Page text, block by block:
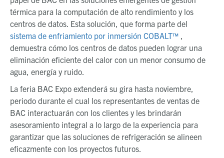
térmica para la computación de alto rendimiento y los
centros de datos. Esta solución, que forma parte del
sistema de enfriamiento por inmersión COBALT™ ,
demuestra cómo los centros de datos pueden lograr una
eliminación eficiente del calor con un menor consumo de
agua, energía y ruido.
La feria BAC Expo extenderá su gira hasta noviembre,
periodo durante el cual los representantes de ventas de
BAC interactuarán con los clientes y les brindarán
asesoramiento integral a lo largo de la experiencia para
garantizar que las soluciones de refrigeración se alineen
eficazmente con los proyectos futuros.